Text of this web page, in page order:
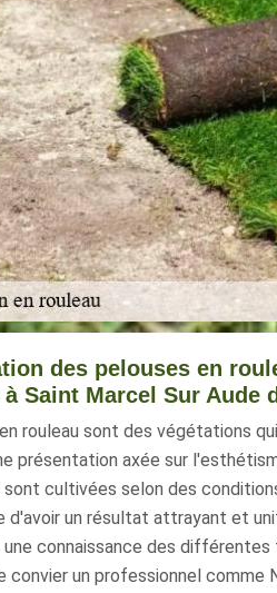
des pelouses en
Saint Marcel Sur Aude
rouleau sont des végétations
présentation axée sur
cultivées selon des
d'avoir un résultat attrayant et
connaissance des
convier un professionnel comme